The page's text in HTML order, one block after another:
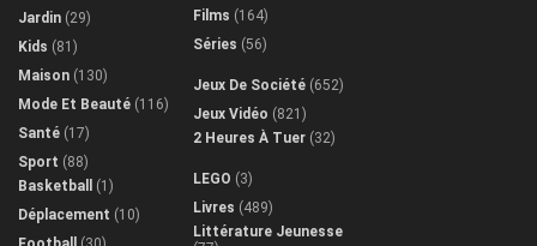
Jardin (29)
Kids (81)
Maison (130)
Mode Et Beauté (116)
Santé (17)
Sport (88)
Basketball
(1)
Déplacement (10)
Films (164)
Séries (56)
Jeux De Société (652)
Jeux Vidéo (821)
2 Heures À Tuer (32)
LEGO (3)
Livres (489)
Littérature Jeunesse